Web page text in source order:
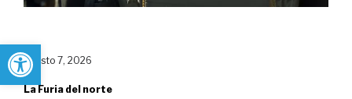
Abrir barra de herramientas
agosto 7, 2026
La Furia del norte